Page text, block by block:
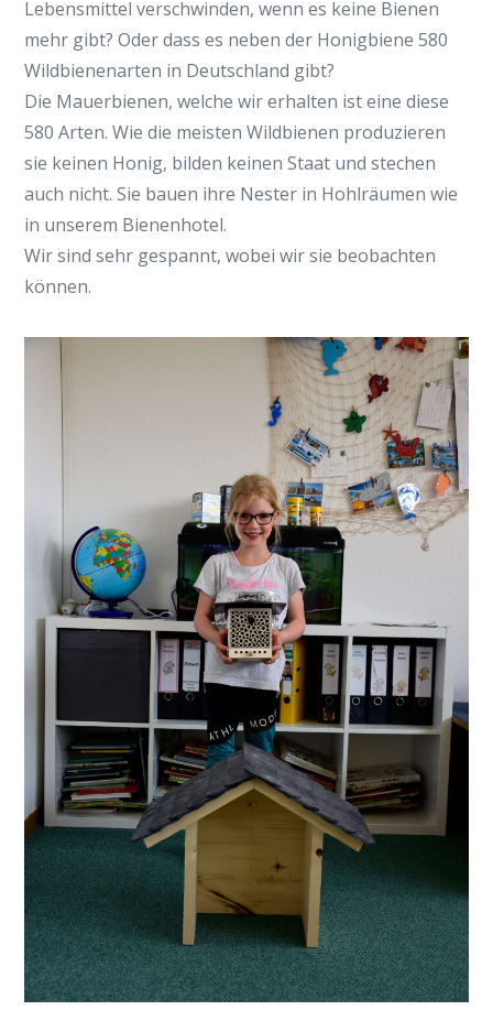
Lebensmittel verschwinden, wenn es keine Bienen
mehr gibt? Oder dass es neben der Honigbiene 580
Wildbienenarten in Deutschland gibt?
Die Mauerbienen, welche wir erhalten ist eine diese
580 Arten. Wie die meisten Wildbienen produzieren
sie keinen Honig, bilden keinen Staat und stechen
auch nicht. Sie bauen ihre Nester in Hohlräumen wie
in unserem Bienenhotel.
Wir sind sehr gespannt, wobei wir sie beobachten
können.